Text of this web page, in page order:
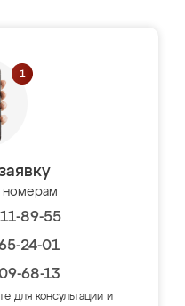
номерам
89-55
24-01
68-13
для консультации и